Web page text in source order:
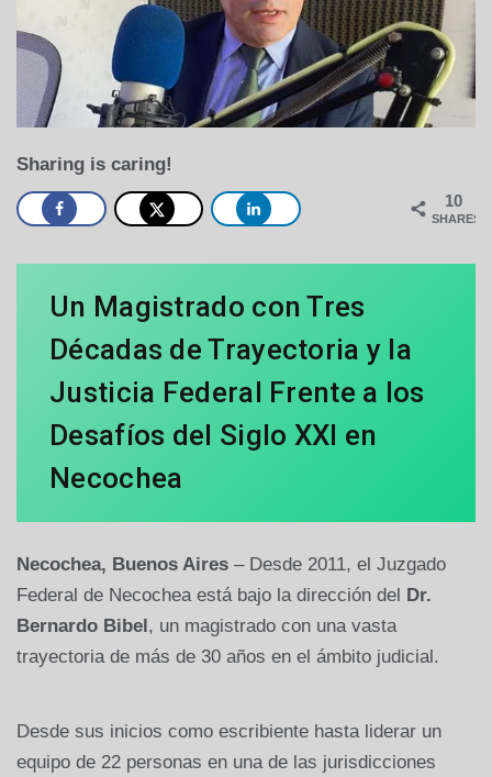
Sharing is caring!
10
SHARES
Un Magistrado con Tres
Décadas de Trayectoria y la
Justicia Federal Frente a los
Desafíos del Siglo XXI en
Necochea
Necochea, Buenos Aires – Desde 2011, el Juzgado
Federal de Necochea está bajo la dirección del
Dr.
Bernardo Bibel , un magistrado con una vasta
trayectoria de más de 30 años en el ámbito judicial.
Desde sus inicios como escribiente hasta liderar un
equipo de 22 personas en una de las jurisdicciones